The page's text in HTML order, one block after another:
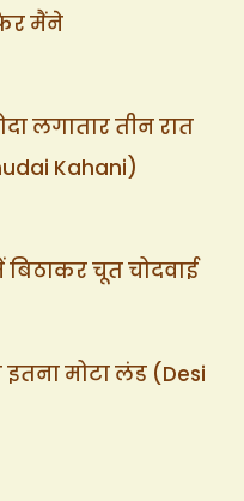
मैंने
लगातार तीन रात
Kahani)
बिठाकर चूत चोदवाई
इतना मोटा लंड (Desi